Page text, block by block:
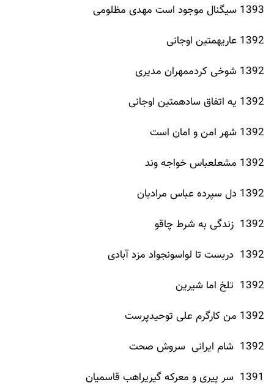
1393 سیگنال موجود است مهدی مظلومی
1392 عاریهمتین اوجانی
1392 شوخی کردممهران مدیری
1392 یه اتفاق سادهمتین اوجانی
1392 شهر امن و امان است
1392 مشعلعباس خواجه وند
1392 دل سپرده عباس مرادیان
1392 زندگی به شرط چاقو
1392 دربست تا لواسونجواد مزد آبادی
1392 تلخ اما شیرین
1392 من کارگرم علی توحیدپرست
1392 شام ایرانی سروش صحت
1391 سر پیری و معرکه گیریراهب قاسمیان